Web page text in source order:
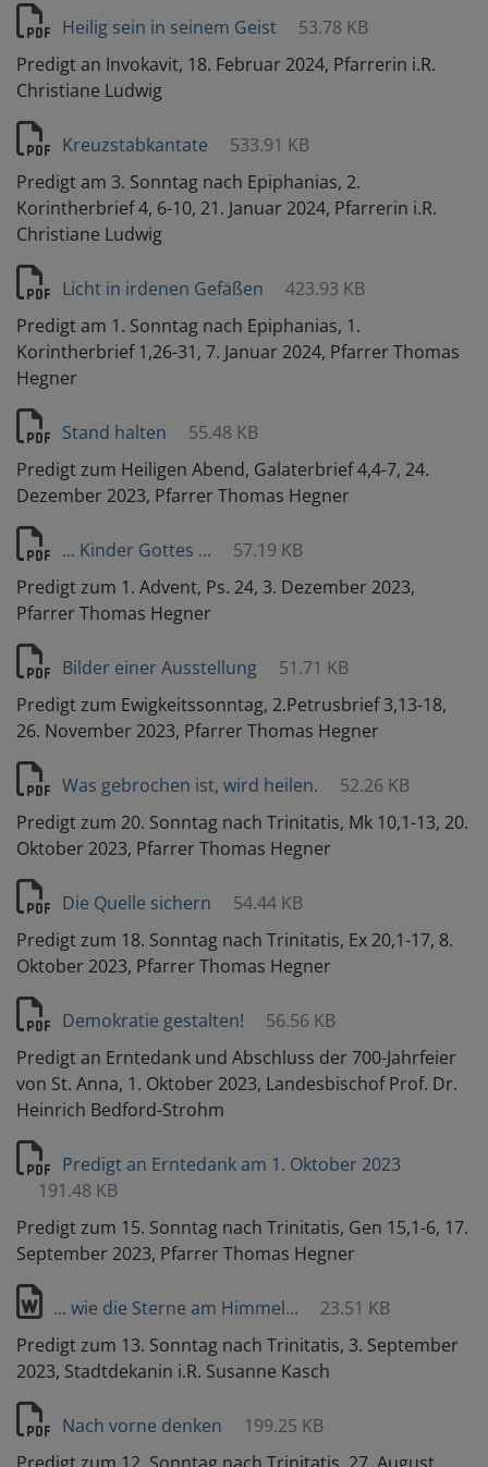
Heilig sein in seinem Geist
53.78 KB
Predigt an Invokavit, 18. Februar 2024, Pfarrerin i.R.
Christiane Ludwig
Kreuzstabkantate
533.91 KB
Predigt am 3. Sonntag nach Epiphanias, 2.
Korintherbrief 4, 6-10, 21. Januar 2024, Pfarrerin i.R.
Christiane Ludwig
Licht in irdenen Gefäßen
423.93 KB
Predigt am 1. Sonntag nach Epiphanias, 1.
Korintherbrief 1,26-31, 7. Januar 2024, Pfarrer Thomas
Hegner
Stand halten
55.48 KB
Predigt zum Heiligen Abend, Galaterbrief 4,4-7, 24.
Dezember 2023, Pfarrer Thomas Hegner
... Kinder Gottes ...
57.19 KB
Predigt zum 1. Advent, Ps. 24, 3. Dezember 2023,
Pfarrer Thomas Hegner
Bilder einer Ausstellung
51.71 KB
Predigt zum Ewigkeitssonntag, 2.Petrusbrief 3,13-18,
26. November 2023, Pfarrer Thomas Hegner
Was gebrochen ist, wird heilen.
52.26 KB
Predigt zum 20. Sonntag nach Trinitatis, Mk 10,1-13, 20.
Oktober 2023, Pfarrer Thomas Hegner
Die Quelle sichern
54.44 KB
Predigt zum 18. Sonntag nach Trinitatis, Ex 20,1-17, 8.
Oktober 2023, Pfarrer Thomas Hegner
Demokratie gestalten!
56.56 KB
Predigt an Erntedank und Abschluss der 700-Jahrfeier
von St. Anna, 1. Oktober 2023, Landesbischof Prof. Dr.
Heinrich Bedford-Strohm
Predigt an Erntedank am 1. Oktober 2023
191.48 KB
Predigt zum 15. Sonntag nach Trinitatis, Gen 15,1-6, 17.
September 2023, Pfarrer Thomas Hegner
... wie die Sterne am Himmel...
23.51 KB
Predigt zum 13. Sonntag nach Trinitatis, 3. September
2023, Stadtdekanin i.R. Susanne Kasch
Nach vorne denken
199.25 KB